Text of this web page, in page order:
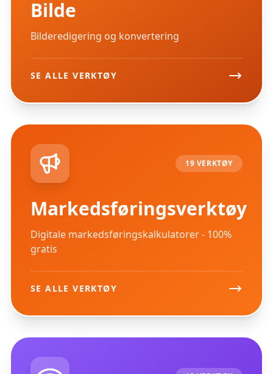
Bilde
Bilderedigering og konvertering
SE ALLE VERKTØY
19 VERKTØY
Markedsføringsverktøy
Digitale markedsføringskalkulatorer - 100%
gratis
SE ALLE VERKTØY